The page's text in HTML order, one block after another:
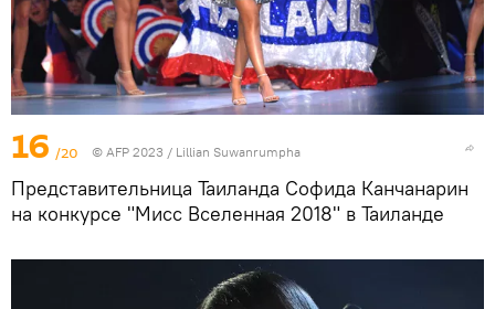
16 /20 © AFP 2023 / Lillian Suwanrumpha
Представительница Таиланда Софида Канчанарин
на конкурсе "Мисс Вселенная 2018" в Таиланде